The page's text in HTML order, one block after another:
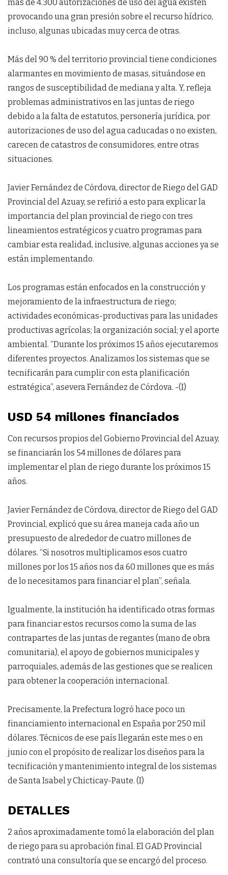
más de 4.300 autorizaciones de uso del agua existen
provocando una gran presión sobre el recurso hídrico,
incluso, algunas ubicadas muy cerca de otras.
Más del 90 % del territorio provincial tiene condiciones
alarmantes en movimiento de masas, situándose en
rangos de susceptibilidad de mediana y alta. Y, refleja
problemas administrativos en las juntas de riego
debido a la falta de estatutos, personería jurídica, por
autorizaciones de uso del agua caducadas o no existen,
carecen de catastros de consumidores, entre otras
situaciones.
Javier Fernández de Córdova, director de Riego del GAD
Provincial del Azuay, se refirió a esto para explicar la
importancia del plan provincial de riego con tres
lineamientos estratégicos y cuatro programas para
cambiar esta realidad, inclusive, algunas acciones ya se
están implementando.
Los programas están enfocados en la construcción y
mejoramiento de la infraestructura de riego;
actividades económicas-productivas para las unidades
productivas agrícolas; la organización social; y el aporte
ambiental. “Durante los próximos 15 años ejecutaremos
diferentes proyectos. Analizamos los sistemas que se
tecnificarán para cumplir con esta planificación
estratégica”, asevera Fernández de Córdova. -(I)
USD 54 millones financiados
Con recursos propios del Gobierno Provincial del Azuay,
se financiarán los 54 millones de dólares para
implementar el plan de riego durante los próximos 15
años.
Javier Fernández de Córdova, director de Riego del GAD
Provincial, explicó que su área maneja cada año un
presupuesto de alrededor de cuatro millones de
dólares. “Si nosotros multiplicamos esos cuatro
millones por los 15 años nos da 60 millones que es más
de lo necesitamos para financiar el plan”, señala.
Igualmente, la institución ha identificado otras formas
para financiar estos recursos como la suma de las
contrapartes de las juntas de regantes (mano de obra
comunitaria), el apoyo de gobiernos municipales y
parroquiales, además de las gestiones que se realicen
para obtener la cooperación internacional.
Precisamente, la Prefectura logró hace poco un
financiamiento internacional en España por 250 mil
dólares. Técnicos de ese país llegarán este mes o en
junio con el propósito de realizar los diseños para la
tecnificación y mantenimiento integral de los sistemas
de Santa Isabel y Chicticay-Paute. (I)
DETALLES
2 años aproximadamente tomó la elaboración del plan
de riego para su aprobación final. El GAD Provincial
contrató una consultoría que se encargó del proceso.